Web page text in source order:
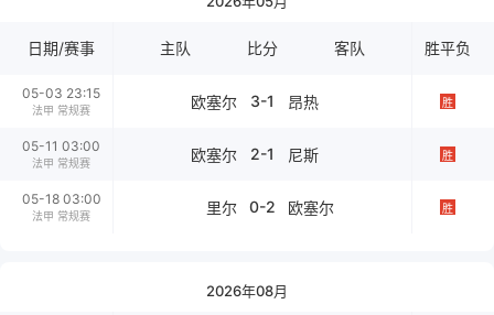
日期/赛事 主队 比分 客队 胜平负
05-03 23:15
法甲 常规赛 欧塞尔 3-1 昂热 胜
05-11 03:00
法甲 常规赛 欧塞尔 2-1 尼斯 胜
05-18 03:00
法甲 常规赛 里尔 0-2 欧塞尔 胜
2026年08月